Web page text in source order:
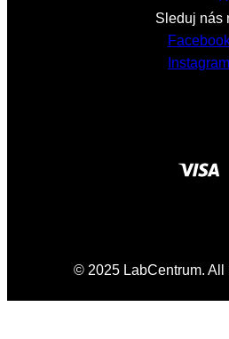
Sleduj nás
Instagram
© 2025 LabCentrum. All